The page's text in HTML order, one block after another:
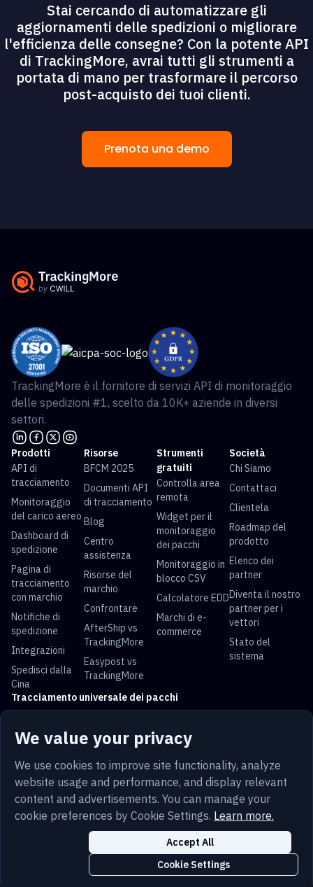
Stai cercando di automatizzare gli
aggiornamenti delle spedizioni o migliorare
l'efficienza delle consegne? Con la potente API
di TrackingMore, avrai tutti gli strumenti a
portata di mano per trasformare il percorso
post-acquisto dei tuoi clienti.
Prenota una demo
We value your privacy
We use cookies to improve site functionality, analyze
website usage and performance, and display relevant
content and advertisements. You can manage your
cookie preferences by Cookie Settings. Learn more.
Cookie Settings
Accept All
TrackingMore è il fornitore di servizi API di monitoraggio
delle spedizioni #1, scelto da 10K+ aziende in diversi
settori.
Prodotti
API di
tracciamento
Monitoraggio
del carico aereo
Dashboard di
spedizione
Pagina di
tracciamento
con marchio
Notifiche di
spedizione
Integrazioni
Spedisci dalla
Cina
Risorse
BFCM 2025
Documenti API
di tracciamento
Blog
Centro
assistenza
Risorse del
marchio
Confrontare
AfterShip vs
TrackingMore
Easypost vs
TrackingMore
Strumenti
gratuiti
Controlla area
remota
Widget per il
monitoraggio
dei pacchi
Monitoraggio in
blocco CSV
Calcolatore EDD
Marchi di e-
commerce
Società
Chi Siamo
Contattaci
Clientela
Roadmap del
prodotto
Elenco dei
partner
Diventa il nostro
partner per i
vettori
Stato del
sistema
Tracciamento universale dei pacchi
USPS
UPS
FedEx
China Post
Royal Mail
Yun Express
Australia Post
Termini Mappa del sito
Trust
Cookie Impostazioni dei cookie
Copyright © 2014-2026 TrackingMore. All Rights Reserved.